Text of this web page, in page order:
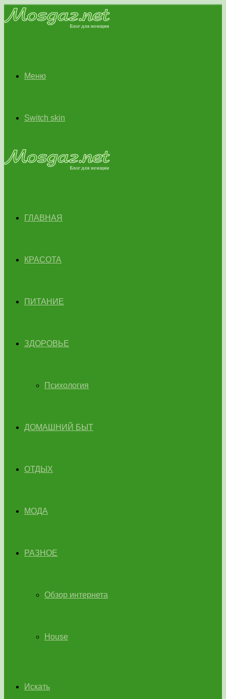
Меню
Switch skin
ГЛАВНАЯ
КРАСОТА
ПИТАНИЕ
ЗДОРОВЬЕ
Психология
ДОМАШНИЙ БЫТ
ОТДЫХ
МОДА
РАЗНОЕ
Обзор интернета
House
Искать